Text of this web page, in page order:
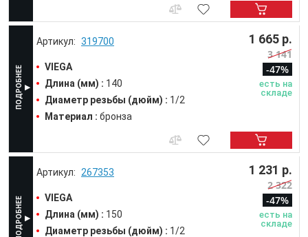
319700
VIEGA
Длина (мм) : 140
Диаметр резьбы (дюйм) : 1/2
Материал : бронза
1 665 р.
3 141
-47%
есть на
складе
267353
VIEGA
Длина (мм) : 150
Диаметр резьбы (дюйм) : 1/2
1 231 р.
2 322
-47%
есть на
складе